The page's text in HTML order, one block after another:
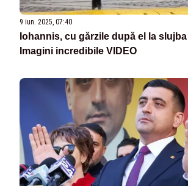
9 iun. 2025, 07:40
Iohannis, cu gărzile după el la
Imagini incredibile VIDEO